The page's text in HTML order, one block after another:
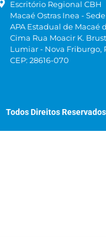
Escritório Regional CBH
Macaé Ostras Inea -
APA Estadual de Macaé
Cima Rua Moacir K. Brust,
Lumiar - Nova Friburgo,
CEP: 28616-070
Todos Direitos